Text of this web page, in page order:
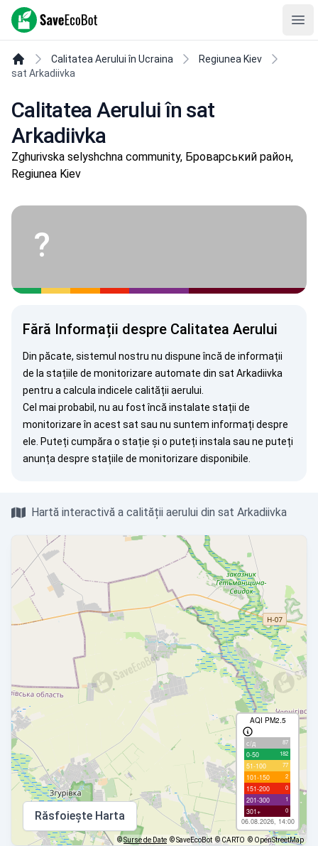
SaveEcoBot
Calitatea Aerului în Ucraina
Regiunea Kiev
sat Arkadiivka
Calitatea Aerului în sat
Arkadiivka
Zghurivska selyshchna community, Броварський район,
Regiunea Kiev
?
Fără Informații despre Calitatea Aerului
Din păcate, sistemul nostru nu dispune încă de informații
de la stațiile de monitorizare automate din sat Arkadiivka
pentru a calcula indicele calității aerului.
Cel mai probabil, nu au fost încă instalate stații de
monitorizare în acest sat sau nu suntem informați despre
ele. Puteți cumpăra o stație și o puteți instala sau ne puteți
anunța despre stațiile de monitorizare disponibile.
Hartă interactivă a calității aerului din sat Arkadiivka
AQI PM2.5
с/д 87
0-50 182
51-100 77
101-150 2
151-200 0
201-300 1
301+ 0
06.08.2026, 14:00
Răsfoiește Harta
©Surse de Date © SaveEcoBot © CARTO © OpenStreetMap